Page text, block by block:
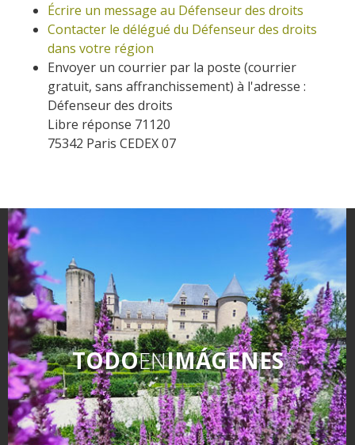
Écrire un message au Défenseur des droits
Contacter le délégué du Défenseur des droits
dans votre région
Envoyer un courrier par la poste (courrier
gratuit, sans affranchissement) à l'adresse :
Défenseur des droits
Libre réponse 71120
75342 Paris CEDEX 07
TODOENIMÁGENES